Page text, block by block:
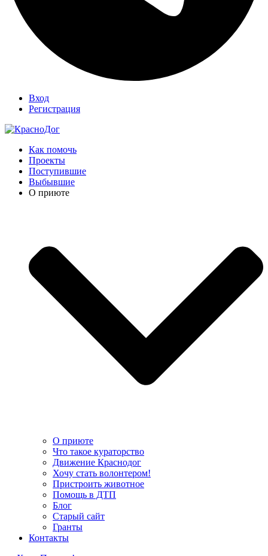
Вход
Регистрация
Как помочь
Проекты
Поступившие
Выбывшие
О приюте
О приюте
Что такое кураторство
Движение Краснодог
Хочу стать волонтером!
Пристроить животное
Помощь в ДТП
Блог
Старый сайт
Гранты
Контакты